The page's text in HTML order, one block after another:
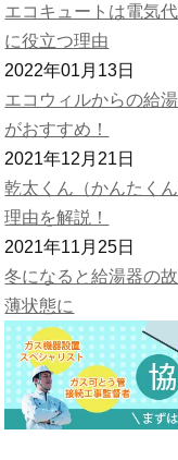
エコキュートは電気
に役立つ理由
2022年01月13日
エコウィルからの給
がおすすめ！
2021年12月21日
乾太くん（かんたく
理由を解説！
2021年11月25日
冬になると給湯器の
薄状態に